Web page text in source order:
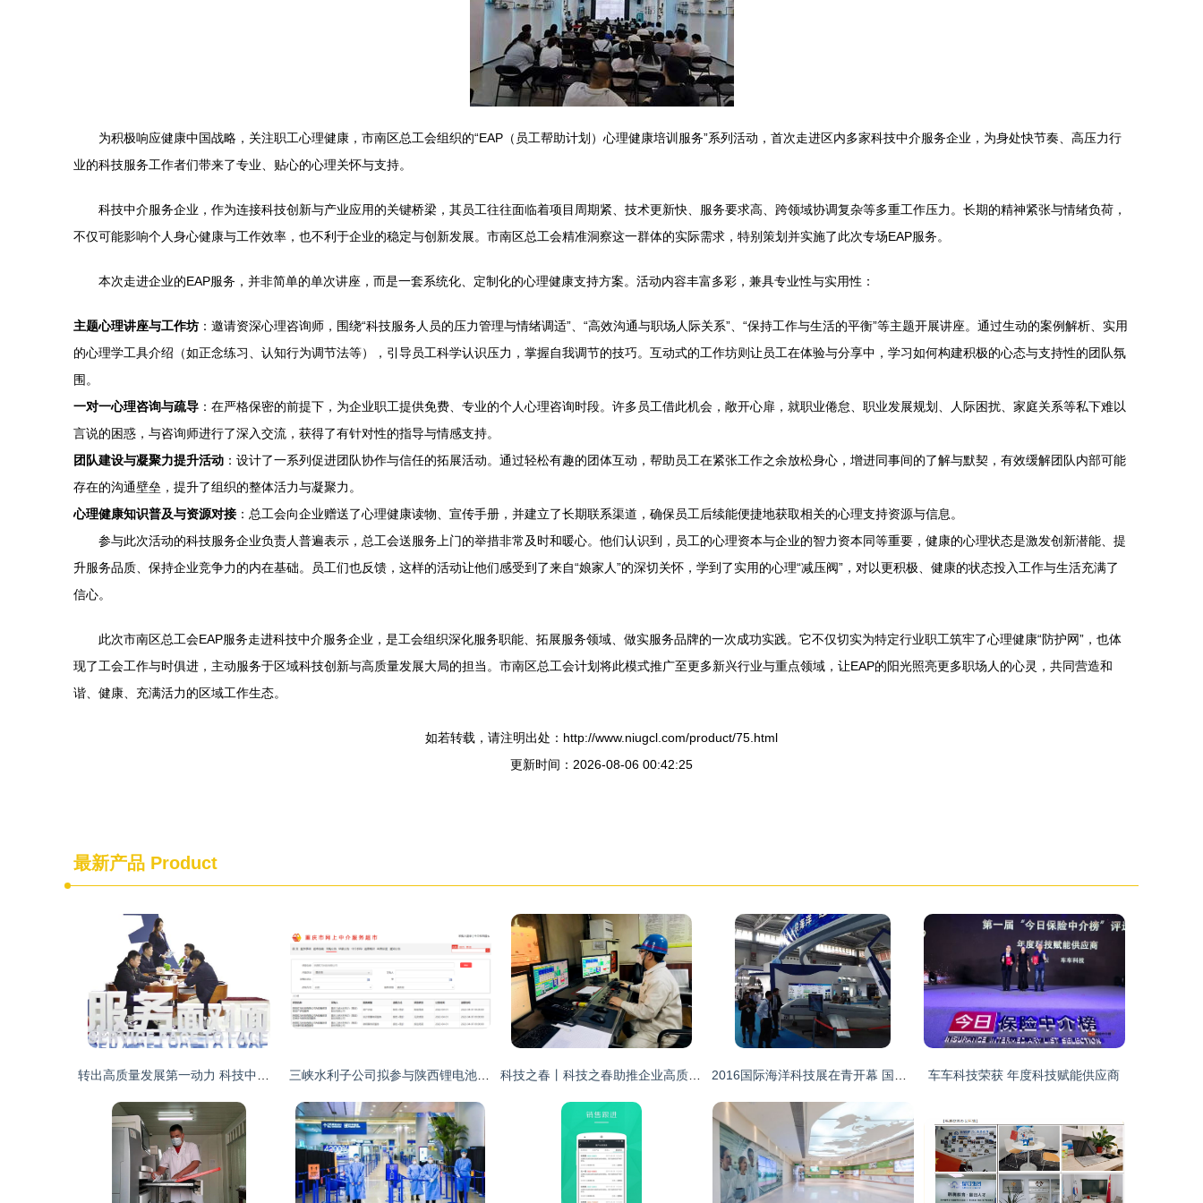
为积极响应健康中国战略，关注职工心理健康，市南区总工会组织的“EAP（员工帮助计划）心理健康培训服务”系列活动，首次走进区内多家科技中介服务企业，为身处快节奏、高压力行
业的科技服务工作者们带来了专业、贴心的心理关怀与支持。
科技中介服务企业，作为连接科技创新与产业应用的关键桥梁，其员工往往面临着项目周期紧、技术更新快、服务要求高、跨领域协调复杂等多重工作压力。长期的精神紧张与情绪负荷，
不仅可能影响个人身心健康与工作效率，也不利于企业的稳定与创新发展。市南区总工会精准洞察这一群体的实际需求，特别策划并实施了此次专场EAP服务。
本次走进企业的EAP服务，并非简单的单次讲座，而是一套系统化、定制化的心理健康支持方案。活动内容丰富多彩，兼具专业性与实用性：
主题心理讲座与工作坊 ：邀请资深心理咨询师，围绕“科技服务人员的压力管理与情绪调适”、“高效沟通与职场人际关系”、“保持工作与生活的平衡”等主题开展讲座。通过生动的案例解析、实用
的心理学工具介绍（如正念练习、认知行为调节法等），引导员工科学认识压力，掌握自我调节的技巧。互动式的工作坊则让员工在体验与分享中，学习如何构建积极的心态与支持性的团队氛
围。
一对一心理咨询与疏导 ：在严格保密的前提下，为企业职工提供免费、专业的个人心理咨询时段。许多员工借此机会，敞开心扉，就职业倦怠、职业发展规划、人际困扰、家庭关系等私下难以
言说的困惑，与咨询师进行了深入交流，获得了有针对性的指导与情感支持。
团队建设与凝聚力提升活动 ：设计了一系列促进团队协作与信任的拓展活动。通过轻松有趣的团体互动，帮助员工在紧张工作之余放松身心，增进同事间的了解与默契，有效缓解团队内部可能
存在的沟通壁垒，提升了组织的整体活力与凝聚力。
心理健康知识普及与资源对接 ：总工会向企业赠送了心理健康读物、宣传手册，并建立了长期联系渠道，确保员工后续能便捷地获取相关的心理支持资源与信息。
参与此次活动的科技服务企业负责人普遍表示，总工会送服务上门的举措非常及时和暖心。他们认识到，员工的心理资本与企业的智力资本同等重要，健康的心理状态是激发创新潜能、提
升服务品质、保持企业竞争力的内在基础。员工们也反馈，这样的活动让他们感受到了来自“娘家人”的深切关怀，学到了实用的心理“减压阀”，对以更积极、健康的状态投入工作与生活充满了
信心。
此次市南区总工会EAP服务走进科技中介服务企业，是工会组织深化服务职能、拓展服务领域、做实服务品牌的一次成功实践。它不仅切实为特定行业职工筑牢了心理健康“防护网”，也体
现了工会工作与时俱进，主动服务于区域科技创新与高质量发展大局的担当。市南区总工会计划将此模式推广至更多新兴行业与重点领域，让EAP的阳光照亮更多职场人的心灵，共同营造和
谐、健康、充满活力的区域工作生态。
如若转载，请注明出处：http://www.niugcl.com/product/75.html
更新时间：2026-08-06 00:42:25
最新产品 Product
车车科技荣获 年度科技赋能供应商